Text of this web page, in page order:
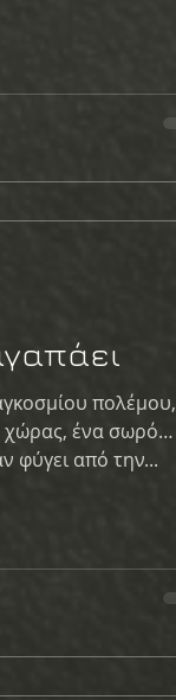
πολέμου,
χώρας, ένα σωρό
φύγει από την...